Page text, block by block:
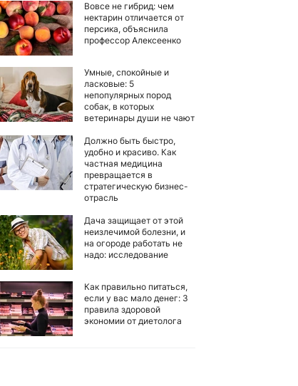
Вовсе не гибрид: чем
нектарин отличается от
персика, объяснила
профессор Алексеенко
Умные, спокойные и
ласковые: 5
непопулярных пород
собак, в которых
ветеринары души не чают
Должно быть быстро,
удобно и красиво. Как
частная медицина
превращается в
стратегическую бизнес-
отрасль
Дача защищает от этой
неизлечимой болезни, и
на огороде работать не
надо: исследование
Как правильно питаться,
если у вас мало денег: 3
правила здоровой
экономии от диетолога